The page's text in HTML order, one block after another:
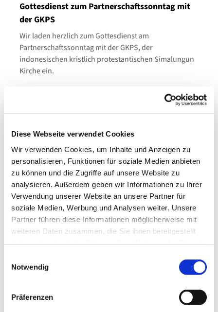
Diese Webseite verwendet Cookies
Wir verwenden Cookies, um Inhalte und Anzeigen zu
personalisieren, Funktionen für soziale Medien anbieten
zu können und die Zugriffe auf unsere Website zu
analysieren. Außerdem geben wir Informationen zu Ihrer
Verwendung unserer Website an unsere Partner für
soziale Medien, Werbung und Analysen weiter. Unsere
Partner führen diese Informationen möglicherweise mit
weiteren Daten zusammen, die Sie ihnen bereitgestellt
Notwendig
Präferenzen
Gottesdienst zum Partnerschaftssonntag mit
der GKPS
Wir laden herzlich zum Gottesdienst am
Partnerschaftssonntag mit der GKPS, der
indonesischen kristlich protestantischen Simalungun
Kirche ein.
Meida Saragih, die für ein Jahr im Kirchenkreis Hagen
leben und arbeiten wird.
Superintendent Henning Waskönig wird ebenfalls da
sein, um sie für Ihren Dienst zu segnen.
Begeben Sie sich mit uns auf einen wunderbaren
Streifzug durch die Partnerschaft und lassen Sie uns
die Verbundenheit feiern.